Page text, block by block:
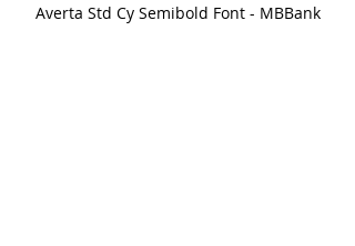
Averta Std Cy Semibold Font - MBBank